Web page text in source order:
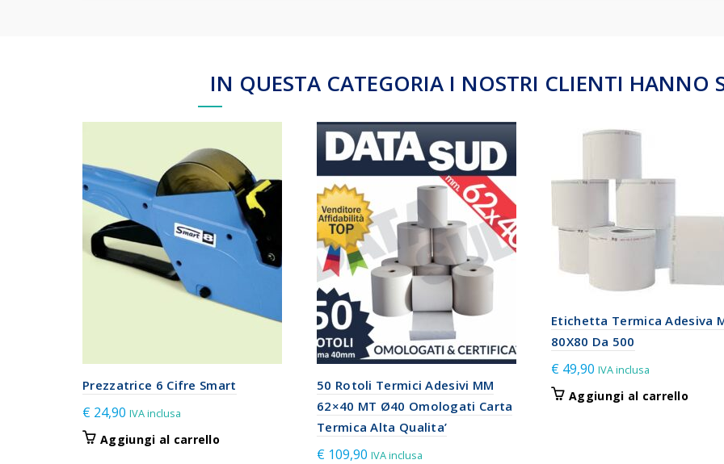
IN QUESTA CATEGORIA I NOSTRI CLIENTI HANNO
Prezzatrice 6 Cifre Smart
€ 24,90 IVA inclusa
Aggiungi al carrello
50 Rotoli Termici Adesivi MM
62×40 MT Ø40 Omologati Carta
Termica Alta Qualita’
€ 109,90 IVA inclusa
Etichetta Termica Adesiva
80X80 Da 500
€ 49,90 IVA inclusa
Aggiungi al carrello